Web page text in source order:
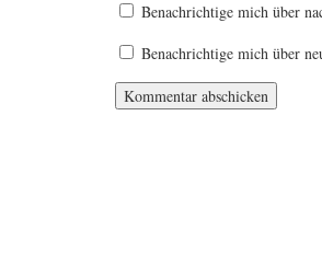
Benachrichtige mich über
Benachrichtige mich über